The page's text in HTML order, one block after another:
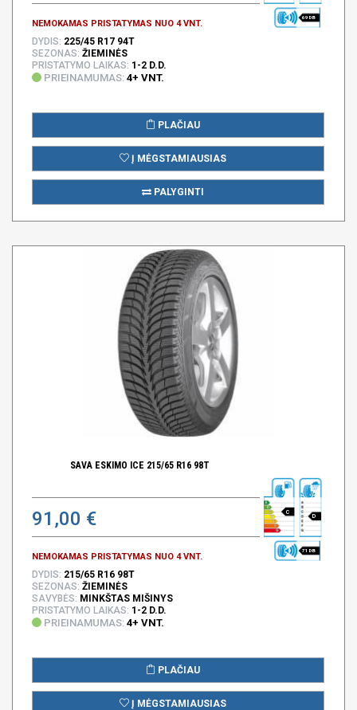
NEMOKAMAS PRISTATYMAS NUO 4 VNT.
69 DB
DYDIS: 225/45 R17 94T
SEZONAS: ŽIEMINĖS
PRISTATYMO LAIKAS: 1-2 D.D.
PRIEINAMUMAS: 4+ VNT.
PLAČIAU
Į MĖGSTAMIAUSIAS
PALYGINTI
SAVA ESKIMO ICE 215/65 R16 98T
91,00 €
NEMOKAMAS PRISTATYMAS NUO 4 VNT.
C
D
71 DB
DYDIS: 215/65 R16 98T
SEZONAS: ŽIEMINĖS
SAVYBĖS: MINKŠTAS MIŠINYS
PRISTATYMO LAIKAS: 1-2 D.D.
PRIEINAMUMAS: 4+ VNT.
PLAČIAU
Į MĖGSTAMIAUSIAS